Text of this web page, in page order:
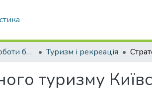
Кваліфікаційні роботи бакалаврів Туризм і рекреація
туризму